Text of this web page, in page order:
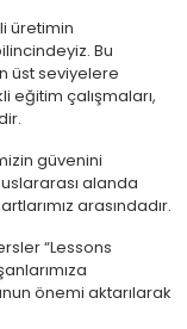
üretimin
Bu
üst seviyelere
eğitim çalışmaları,
güvenini
alanda
arasındadır.
“Lessons
önemi aktarılarak